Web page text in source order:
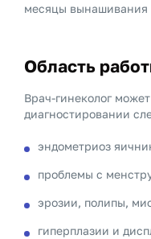
месяцы вынашивания
Область
Врач-гинеколог
диагностировании
эндометриоз
проблемы с
эрозии, полипы,
гиперплазии и